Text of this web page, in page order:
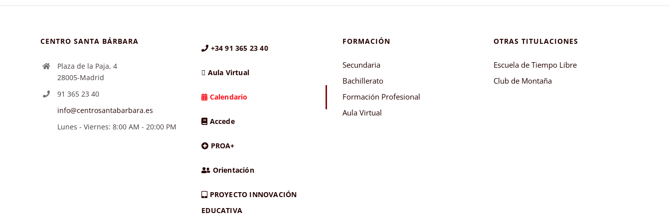
CENTRO SANTA BÁRBARA
Plaza de la Paja, 4
28005-Madrid
91 365 23 40
info@centrosantabarbara.es
Lunes - Viernes: 8:00 AM - 20:00 PM
+34 91 365 23 40
Aula Virtual
Calendario
Accede
PROA+
Orientación
PROYECTO INNOVACIÓN
EDUCATIVA
FORMACIÓN
Secundaria
Bachillerato
Formación Profesional
Aula Virtual
OTRAS TITULACIONES
Escuela de Tiempo Libre
Club de Montaña